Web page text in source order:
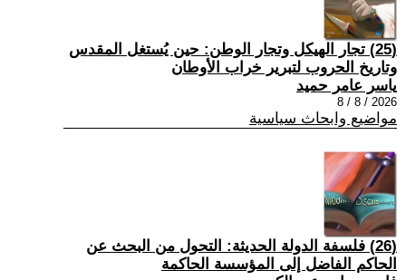
(25) تجار الهيكل وتجار الوطن: حين يُستغل المقدس
وتاريخ الحروب لتبرير خراب الأوطان
ياسر عامر حميد
2026 / 8 / 8
مواضيع وابحاث سياسية
(26) فلسفة الدولة الحديثة: التحول من البحث عن
الحاكم الفاضل إلى المؤسسة الحاكمة